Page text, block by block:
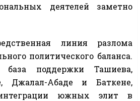
деятелей заметно
линия разлома
политического баланса.
поддержки Ташиева,
Джалал-Абаде и Баткене,
интеграции южных элит в